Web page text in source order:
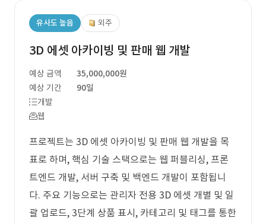
유사도 높음 외주
3D 에셋 아카이빙 및 판매 웹 개발
예상 금액
35,000,000원
예상 기간
90일
개발
웹
프로젝트는 3D 에셋 아카이빙 및 판매 웹 개발을 목
표로 하며, 핵심 기술 스택으로는 웹 퍼블리싱, 프론
트엔드 개발, 서버 구축 및 백엔드 개발이 포함됩니
다. 주요 기능으로는 관리자 전용 3D 에셋 개별 및 일
괄 업로드, 3단계 상품 표시, 카테고리 및 태그를 통한